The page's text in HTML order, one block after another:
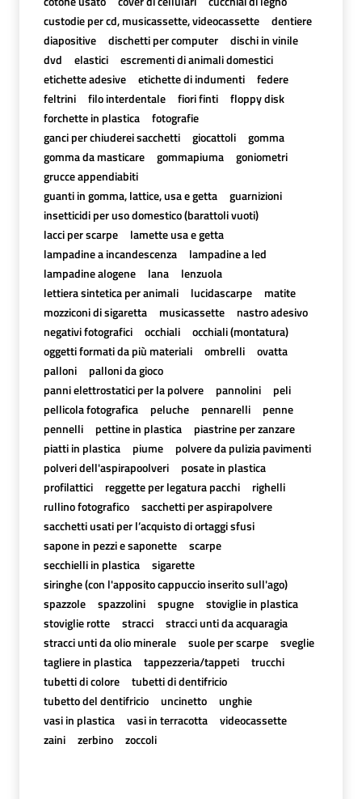
custodie per cd, musicassette, videocassette
dentiere
diapositive
dischetti per computer
dischi in vinile
dvd
elastici
escrementi di animali domestici
etichette adesive
etichette di indumenti
federe
feltrini
filo interdentale fiori finti
floppy disk
forchette in plastica
fotografie
ganci per chiuderei sacchetti
giocattoli
gomma
gomma da masticare
gommapiuma
goniometri
grucce appendiabiti
guanti in gomma, lattice, usa e getta
guarnizioni
insetticidi per uso domestico (barattoli vuoti)
lacci per scarpe
lamette usa e getta
lampadine a incandescenza
lampadine a led
lampadine alogene
lana
lenzuola
lettiera sintetica per animali
lucidascarpe
matite
mozziconi di sigaretta
musicassette
nastro adesivo
negativi fotografici
occhiali
occhiali (montatura)
oggetti formati da più materiali
ombrelli
ovatta
palloni
palloni da gioco
panni elettrostatici per la polvere
pannolini
peli
pellicola fotografica
peluche pennarelli
penne
pennelli
pettine in plastica
piastrine per zanzare
piatti in plastica
piume
polvere da pulizia pavimenti
polveri dell'aspirapoolveri
posate in plastica
profilattici
reggette per legatura pacchi
righelli
rullino fotografico
sacchetti per aspirapolvere
sacchetti usati per l’acquisto di ortaggi sfusi
sapone in pezzi e saponette
scarpe
secchielli in plastica
sigarette
siringhe (con l'apposito cappuccio inserito sull'ago)
spazzole
spazzolini spugne
stoviglie in plastica
stoviglie rotte
stracci
stracci unti da acquaragia
stracci unti da olio minerale
suole per scarpe
sveglie
tagliere in plastica
tappezzeria/tappeti
trucchi
tubetti di colore
tubetti di dentifricio
tubetto del dentifricio
uncinetto
unghie
vasi in plastica
vasi in terracotta
videocassette
zaini
zerbino zoccoli